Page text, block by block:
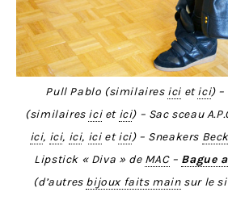
Pull Pablo (similaires ici etici) –
(similaires iciet ici) – Sac sceau
ici, ici, ici, icietici)– Sneakers
Lipstick « Diva » de MAC– Bague
(d’autres bijoux faits mainsur le